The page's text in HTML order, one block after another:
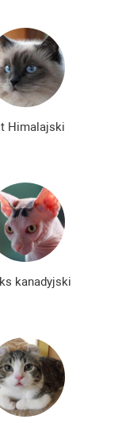
Himalajski
kanadyjski